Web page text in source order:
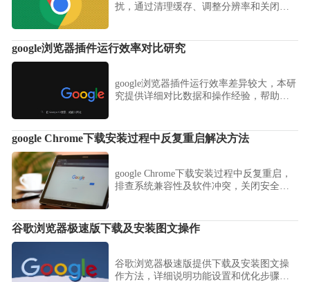
扰，通过清理缓存、调整分辨率和关闭冲
google浏览器插件运行效率对比研究
google浏览器插件运行效率差异较大，本研
究提供详细对比数据和操作经验，帮助用
google Chrome下载安装过程中反复重启解决方法
google Chrome下载安装过程中反复重启，
排查系统兼容性及软件冲突，关闭安全软
谷歌浏览器极速版下载及安装图文操作
谷歌浏览器极速版提供下载及安装图文操
作方法，详细说明功能设置和优化步骤，